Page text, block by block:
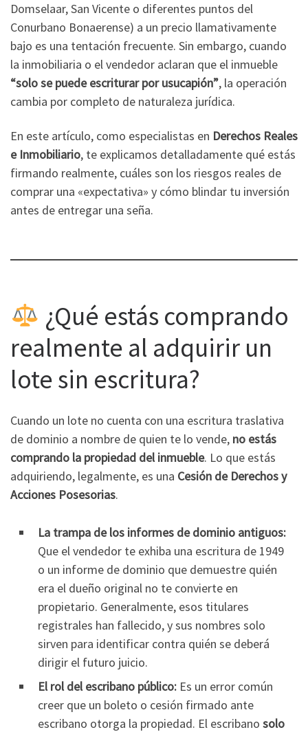
Domselaar, San Vicente o diferentes puntos del
Conurbano Bonaerense) a un precio llamativamente
bajo es una tentación frecuente. Sin embargo, cuando
la inmobiliaria o el vendedor aclaran que el inmueble
“solo se puede escriturar por usucapión”, la operación
cambia por completo de naturaleza jurídica.
En este artículo, como especialistas en Derechos Reales
e Inmobiliario, te explicamos detalladamente qué estás
firmando realmente, cuáles son los riesgos reales de
comprar una «expectativa» y cómo blindar tu inversión
antes de entregar una seña.
¿Qué estás comprando
realmente al adquirir un
lote sin escritura?
Cuando un lote no cuenta con una escritura traslativa
de dominio a nombre de quien te lo vende, no estás
comprando la propiedad del inmueble. Lo que estás
adquiriendo, legalmente, es una Cesión de Derechos y
Acciones Posesorias.
La trampa de los informes de dominio antiguos:
Que el vendedor te exhiba una escritura de 1949
o un informe de dominio que demuestre quién
era el dueño original no te convierte en
propietario. Generalmente, esos titulares
registrales han fallecido, y sus nombres solo
sirven para identificar contra quién se deberá
dirigir el futuro juicio.
El rol del escribano público: Es un error común
creer que un boleto o cesión firmado ante
escribano otorga la propiedad. El escribano solo